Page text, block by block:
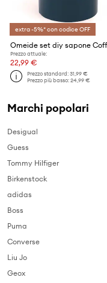
extra -5%* con codice OFF
Prezzo attuale:
22,99 €
Prezzo standard:31,99 €
Prezzo più basso:24,99 €
Marchi popolari
Desigual
Guess
Tommy Hilfiger
Birkenstock
adidas
Boss
Puma
Converse
Liu Jo
Geox